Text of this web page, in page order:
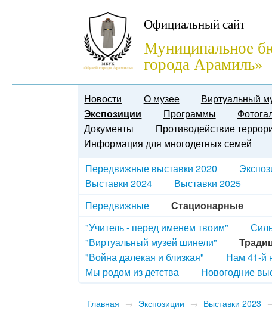
Официальный сайт
Муниципальное
города Арамиль»
Новости О музее Виртуальный
Экспозиции
Программы
Документы
Противодействие
Информация для многодетных семей
Передвижные выставки 2020
Выставки 2024
Выставки 2025
Передвижные
Стационарные
"Учитель - перед именем твоим"
"Виртуальный музей шинели"
"Война далекая и близкая"
Нам 41-й
Мы родом из детства
Новогодние
Главная → Экспозиции → Выставки 2023